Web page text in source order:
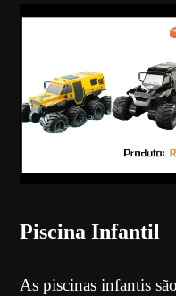
Piscina Infantil
As piscinas infantis